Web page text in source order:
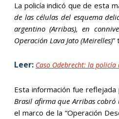
La policía indicó que de esta
de las células del esquema
argentino (Arribas), en
Operación Lava Jato (Meirelles)”
Leer: Caso Odebrecht: la
Esta información fue
Brasil afirma que Arribas cobró
el marco de la “Operación